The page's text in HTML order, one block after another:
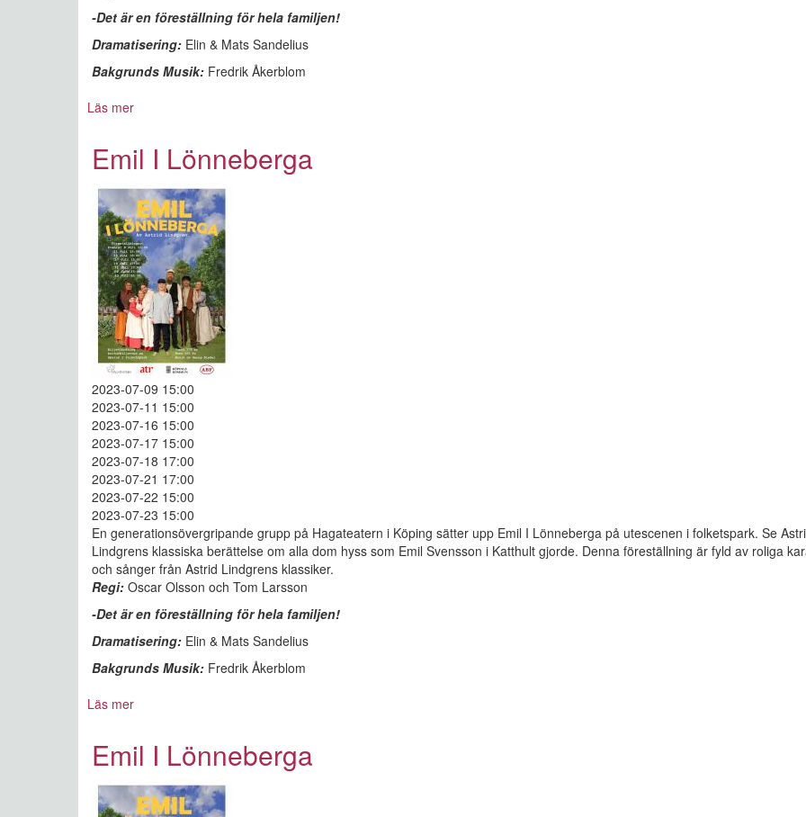
-Det är en föreställning för hela familjen!
Dramatisering: Elin & Mats Sandelius
Bakgrunds Musik: Fredrik Åkerblom
Läs mer
Lönneberga
Emil I Lönneberga
2023-07-09 15:00
2023-07-11 15:00
2023-07-16 15:00
2023-07-17 15:00
2023-07-18 17:00
2023-07-21 17:00
2023-07-22 15:00
2023-07-23 15:00
En generationsövergripande grupp på Hagateatern i Köping sätter upp Emil I Lönneberga på utescenen i folketspark. Se
Lindgrens klassiska berättelse om alla dom hyss som Emil Svensson i Katthult gjorde. Denna föreställning är fyld av roliga
och sånger från Astrid Lindgrens klassiker.
Regi: Oscar Olsson och Tom Larsson
-Det är en föreställning för hela familjen!
Dramatisering: Elin & Mats Sandelius
Bakgrunds Musik: Fredrik Åkerblom
Läs mer
Lönneberga
Emil I Lönneberga